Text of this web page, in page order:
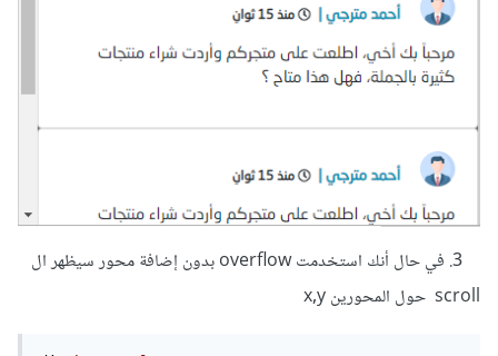
3. في حال أنك استخدمت overflow بدون إضافة محور سيظهر ال
scroll حول المحورين x,y